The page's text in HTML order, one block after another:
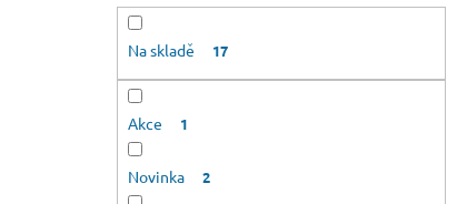
Na skladě 17
Akce 1
Novinka 2